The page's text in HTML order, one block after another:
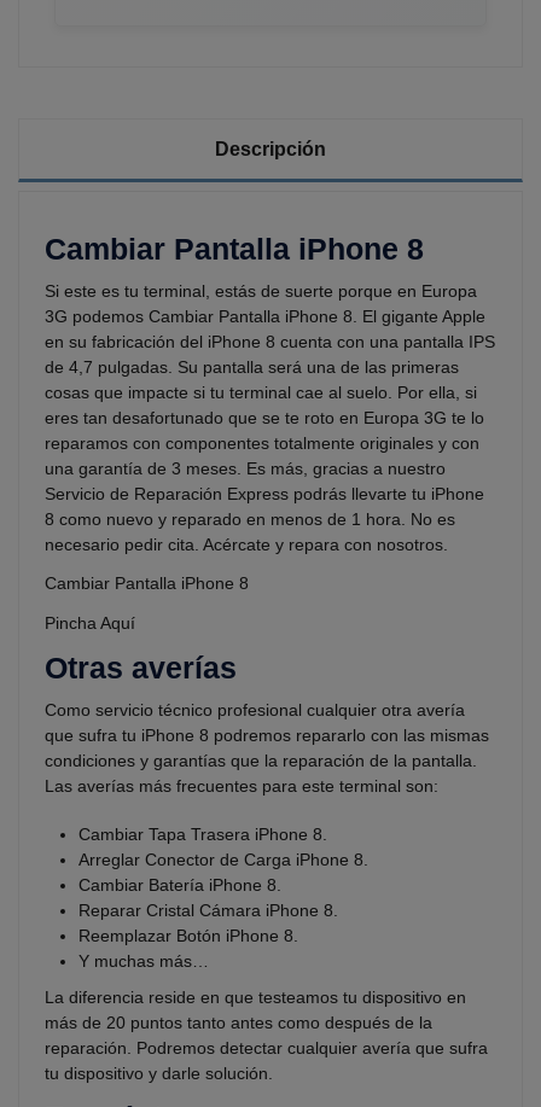
Descripción
Cambiar Pantalla iPhone 8
Si este es tu terminal, estás de suerte porque en Europa
3G podemos Cambiar Pantalla iPhone 8. El gigante Apple
en su fabricación del iPhone 8 cuenta con una pantalla IPS
de 4,7 pulgadas. Su pantalla será una de las primeras
cosas que impacte si tu terminal cae al suelo. Por ella, si
eres tan desafortunado que se te roto en Europa 3G te lo
reparamos con componentes totalmente originales y con
una garantía de 3 meses. Es más, gracias a nuestro
Servicio de Reparación Express podrás llevarte tu iPhone
8 como nuevo y reparado en menos de 1 hora. No es
necesario pedir cita. Acércate y repara con nosotros.
Cambiar Pantalla iPhone 8
Pincha Aquí
Otras averías
Como servicio técnico profesional cualquier otra avería
que sufra tu iPhone 8 podremos repararlo con las mismas
condiciones y garantías que la reparación de la pantalla.
Las averías más frecuentes para este terminal son:
Cambiar Tapa Trasera iPhone 8.
Arreglar Conector de Carga iPhone 8.
Cambiar Batería iPhone 8.
Reparar Cristal Cámara iPhone 8.
Reemplazar Botón iPhone 8.
Y muchas más…
La diferencia reside en que testeamos tu dispositivo en
más de 20 puntos tanto antes como después de la
reparación. Podremos detectar cualquier avería que sufra
tu dispositivo y darle solución.